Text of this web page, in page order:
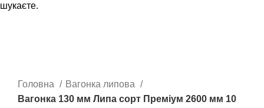
Головна
Вагонка липова
Вагонка 130 мм Липа сорт Преміум 2600 мм 10
шукаєте.